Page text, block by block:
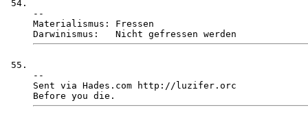
--
Materialismus: Fressen
--
Sent via Hades.com http://luzifer.orc